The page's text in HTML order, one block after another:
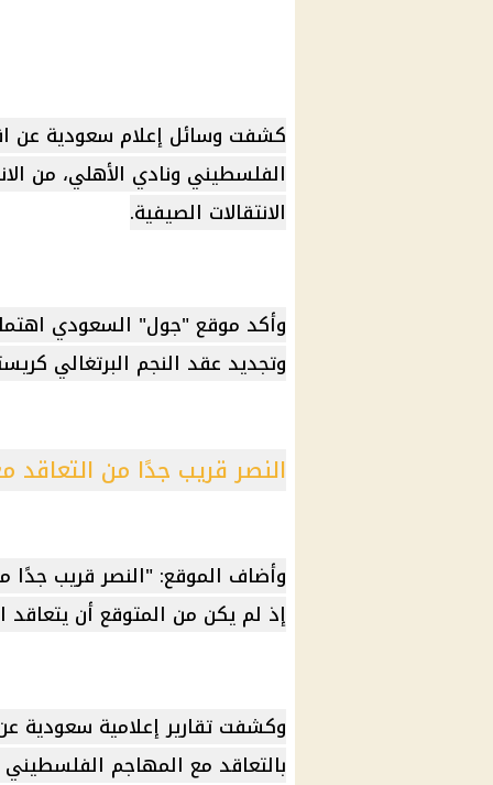
كشفت وسائل إعلام سعودية عن
الفلسطيني ونادي الأهلي، من
الانتقالات الصيفية.
وأكد موقع "جول" السعودي
وتجديد عقد النجم البرتغالي
النصر قريب جدًا من
وأضاف الموقع: "النصر قريب جدًا
إذ لم يكن من المتوقع أن
وكشفت تقارير إعلامية سعودية
بالتعاقد مع المهاجم